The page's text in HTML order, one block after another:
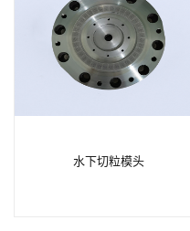
水下切粒模头